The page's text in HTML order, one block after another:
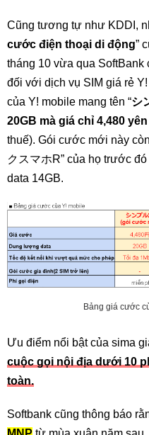
Cũng tương tự như KDDI,
cước điện thoại di động”
tháng 10 vừa qua
đối với dịch vụ SIM giá rẻ
của Y! mobile mang tên “シ
20GB mà giá chỉ 4,480
thuế). Gói cước mới này
クスマホR” của họ trước
data 14GB.
Bảng giá cước
Ưu điểm nổi bật của sima
cuộc gọi nội địa dưới 10
toàn.
Softbank cũng thông báo